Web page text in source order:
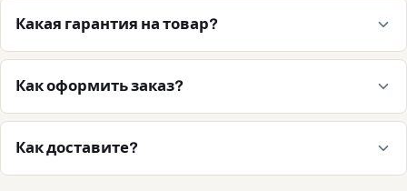
Какая гарантия на товар?
Как оформить заказ?
Как доставите?